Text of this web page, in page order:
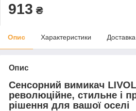
913 ₴
Опис Характеристики Доставка
Опис
Сенсорний вимикач
революційне, стильне і
рішення для вашої оселі